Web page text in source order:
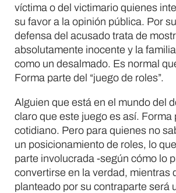
víctima o del victimario quienes
su favor a la opinión pública. Por
defensa del acusado trata de
absolutamente inocente y la
como un desalmado. Es normal
Forma parte del “juego de roles”.
Alguien que está en el mundo del
claro que este juego es así. Forma
cotidiano. Pero para quienes no
un posicionamiento de roles, lo
parte involucrada -según cómo lo
convertirse en la verdad, mientras
planteado por su contraparte será